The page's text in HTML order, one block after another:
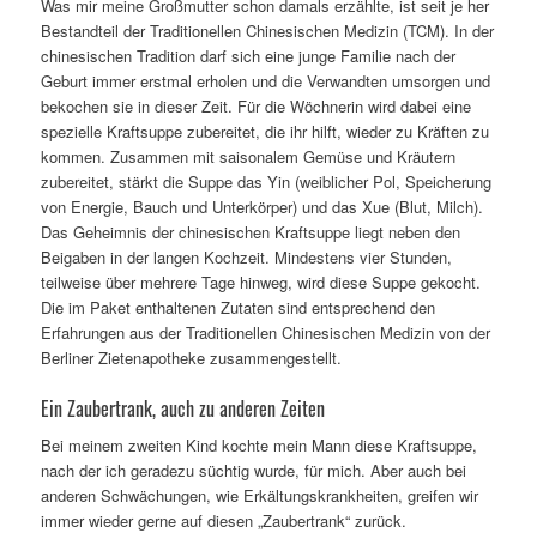
Was mir meine Großmutter schon damals erzählte, ist seit je her
Bestandteil der Traditionellen Chinesischen Medizin (TCM). In der
chinesischen Tradition darf sich eine junge Familie nach der
Geburt immer erstmal erholen und die Verwandten umsorgen und
bekochen sie in dieser Zeit. Für die Wöchnerin wird dabei eine
spezielle Kraftsuppe zubereitet, die ihr hilft, wieder zu Kräften zu
kommen. Zusammen mit saisonalem Gemüse und Kräutern
zubereitet, stärkt die Suppe das Yin (weiblicher Pol, Speicherung
von Energie, Bauch und Unterkörper) und das Xue (Blut, Milch).
Das Geheimnis der chinesischen Kraftsuppe liegt neben den
Beigaben in der langen Kochzeit. Mindestens vier Stunden,
teilweise über mehrere Tage hinweg, wird diese Suppe gekocht.
Die im Paket enthaltenen Zutaten sind entsprechend den
Erfahrungen aus der Traditionellen Chinesischen Medizin von der
Berliner Zietenapotheke zusammengestellt.
Ein Zaubertrank, auch zu anderen Zeiten
Bei meinem zweiten Kind kochte mein Mann diese Kraftsuppe,
nach der ich geradezu süchtig wurde, für mich. Aber auch bei
anderen Schwächungen, wie Erkältungskrankheiten, greifen wir
immer wieder gerne auf diesen „Zaubertrank“ zurück.